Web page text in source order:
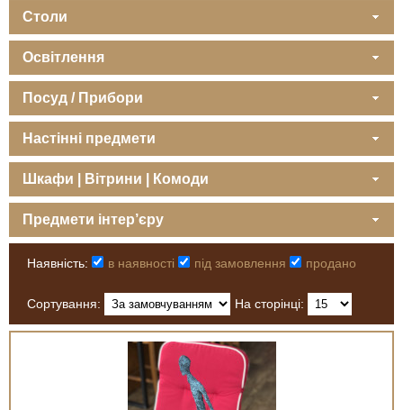
Столи
Освітлення
Посуд / Прибори
Настінні предмети
Шкафи | Вітрини | Комоди
Предмети інтер’єру
Наявність: в наявності під замовлення продано
Сортування: На сторінці: